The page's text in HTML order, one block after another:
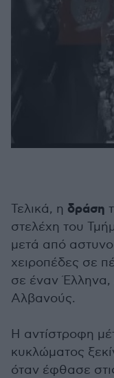
Τελικά, η δράση
στελέχη του
μετά από
χειροπέδες σε
σε έναν Έλληνα,
Αλβανούς.
Η αντίστροφη
κυκλώματος
όταν έφθασε